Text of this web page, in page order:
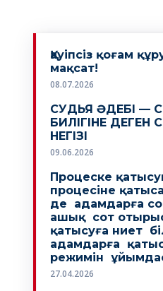
Қауіпсіз қоғам
мақсат!
08.07.2026
СУДЬЯ ӘДЕБІ —
БИЛІГІНЕ ДЕГЕН
НЕГІЗІ
09.06.2026
Процеске
процесіне
де адамдарға
ашық сот
қатысуға ниет
адамдарға
режимін
27.04.2026